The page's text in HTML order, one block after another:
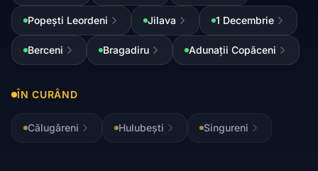
Popești Leordeni Jilava 1 Decembrie
Berceni Bragadiru Adunații Copăceni
ÎN CURÂND
Călugăreni Hulubești Singureni